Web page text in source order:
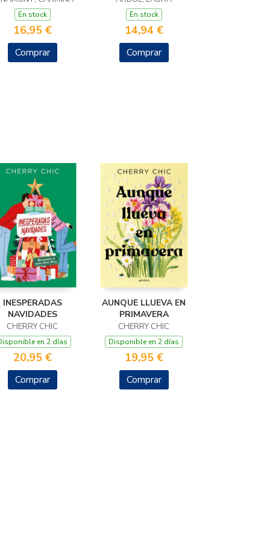
En stock
16,95 €
Comprar
En stock
14,94 €
Comprar
INESPERADAS
NAVIDADES
CHERRY CHIC
en 2 días
20,95 €
Comprar
AUNQUE LLUEVA EN
PRIMAVERA
CHERRY CHIC
Disponible en 2 días
19,95 €
Comprar